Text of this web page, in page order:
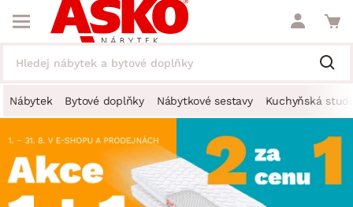
Nábytek Bytové doplňky Nábytkové sestavy Kuchyňská